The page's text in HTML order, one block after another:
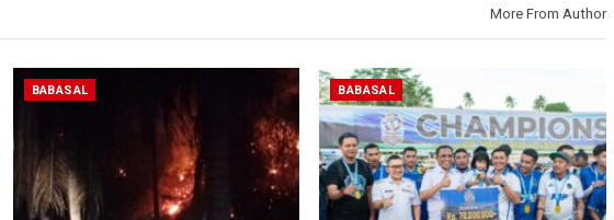
More From Author
BABASAL BABASAL